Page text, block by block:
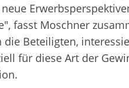
fasst Moschner
Beteiligten,
für diese Art der